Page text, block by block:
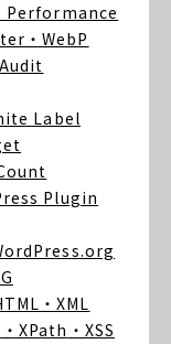
Performance
・WebP
Label
Plugin
・XML
・XPath ・XSS